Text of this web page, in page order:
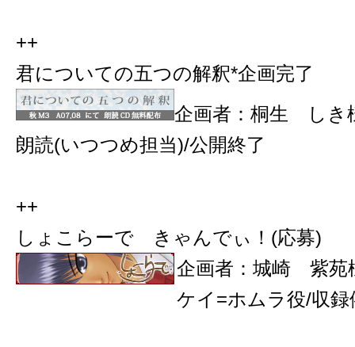
++
君についての五つの解釈*企画完了
企画者：桐生 しき
朗読(いつつめ担当)/公開終了
++
しょこらーで きゃんでぃ！(応募)
企画者：城崎 紫苑
ケイ=ホムラ役/収録